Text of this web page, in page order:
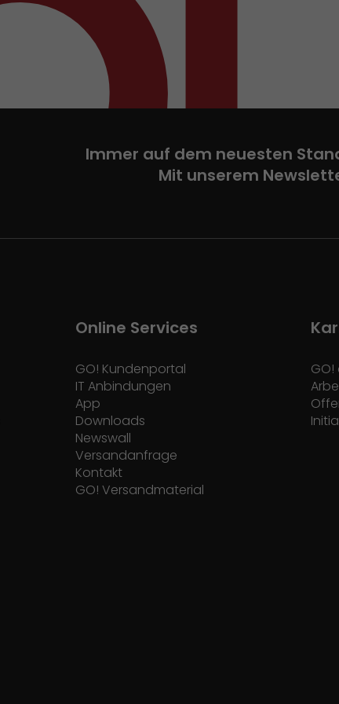
Immer auf dem neuesten
Mit unserem
Online Services
GO! Kundenportal
IT Anbindungen
App
Downloads
Newswall
Versandanfrage
Kontakt
GO! Versandmaterial